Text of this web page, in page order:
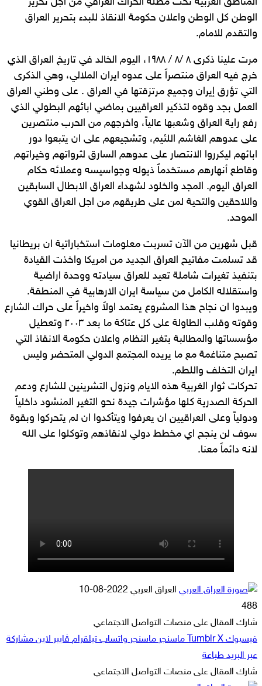
الوطن كل الوطن واعلان حكومة الانقاذ للبدء بتحرير العراق
والتقدم للامام.
مرت علينا ذكرى ٨ /٨ / ١٩٨٨، اليوم الخالد في تاريخ العراق الذي
خرج فيه العراق منتصراً على عدوه ايران الملالي، وهي الذكرى
التي تؤرق إيران وجميع مرتزقتها في العراق . على وطني العراق
العمل بجد وقوه لتذكير العراقيين بماضي ابائهم البطولي الذي
رفع راية العراق وشعبها عالياً، واخرجهم من الحرب منتصرين
على عدوهم الغاشم اللئيم، وتشجيعهم على ان يتبعوا دور
ابائهم ليكرروا الانتصار على عدوهم السارق لثرواتهم وخيراتهم
وقاطع أنهارهم مستخدماً ذيوله وجواسيسه وعملائه حكام
العراق اليوم. المجد والخلود لشهداء العراق الابطال السابقين
واللاحقين والتحية لمن على طريقهم من اجل العراق القوي
الموحد.
قبل شهرين من الآن تسربت معلومات استخباراتية ان بريطانيا
قد تسلمت مفاتيح العراق الجديد من امريكا واخذت القيادة
بتنفيذ تغيرات شاملة تعيد للعراق سيادته ووحدة اراضية
واستقلاله الكامل من سياسة ايران الارهابية في المنطقة.
ويبدوا ان نجاح هذا المشروع يعتمد اولاً واخيراً على حراك الشارع
وقوته وقلب الطاولة على كل عتاكة ما بعد ٢٠٠٣ وتعطيل
مؤسساتها والمطالبة بتغير النظام واعلان حكومة الانقاذ التي
تصبح متناغمة مع ما يريده المجتمع الدولي المتحضر وليس
ايران التخلف واللطم.
تحركات ثوار الغربية هذه الايام ونزول التشرينين للشارع ودعم
الحركة الصدرية كلها مؤشرات جيدة نحو التغير المنشود داخلياً
ودولياً وعلى العراقيين ان يعرفوا ويتأكدوا ان لم يتحركوا وبقوة
سوف لن ينجح اي مخطط دولي لانقاذهم وتوكلوا على الله
لانه دائماً معنا.
العراق العربي أرسل
إلكترونيا
2022-08-10
488
شارك المقال على منصات التواصل الاجتماعي
فيسبوك ‫X ماسنجر ماسنجر واتساب تيلقرام ڤايبر لاين مشاركة
عبر البريد طباعة
شارك المقال على منصات التواصل الاجتماعي